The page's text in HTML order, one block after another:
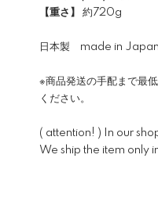
【重さ】
約720g
日本製 made in Japan
※商品発送の手配まで最
ください。
( attention! ) In our
We ship the item only